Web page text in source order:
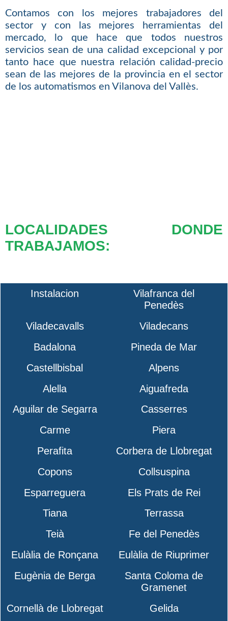
Contamos con los mejores trabajadores del
sector y con las mejores herramientas del
mercado, lo que hace que todos nuestros
servicios sean de una calidad excepcional y por
tanto hace que nuestra relación calidad-precio
sean de las mejores de la provincia en el sector
de los automatismos en Vilanova del Vallès.
LOCALIDADES DONDE
TRABAJAMOS:
Instalacion
Vilafranca del
Penedès
Viladecavalls
Viladecans
Badalona
Pineda de Mar
Castellbisbal
Alpens
Alella
Aiguafreda
Aguilar de Segarra
Casserres
Carme
Piera
Perafita
Corbera de Llobregat
Copons
Collsuspina
Esparreguera
Els Prats de Rei
Tiana
Terrassa
Teià
Fe del Penedès
Eulàlia de Ronçana
Eulàlia de Riuprimer
Eugènia de Berga
Santa Coloma de
Gramenet
Cornellà de Llobregat
Gelida